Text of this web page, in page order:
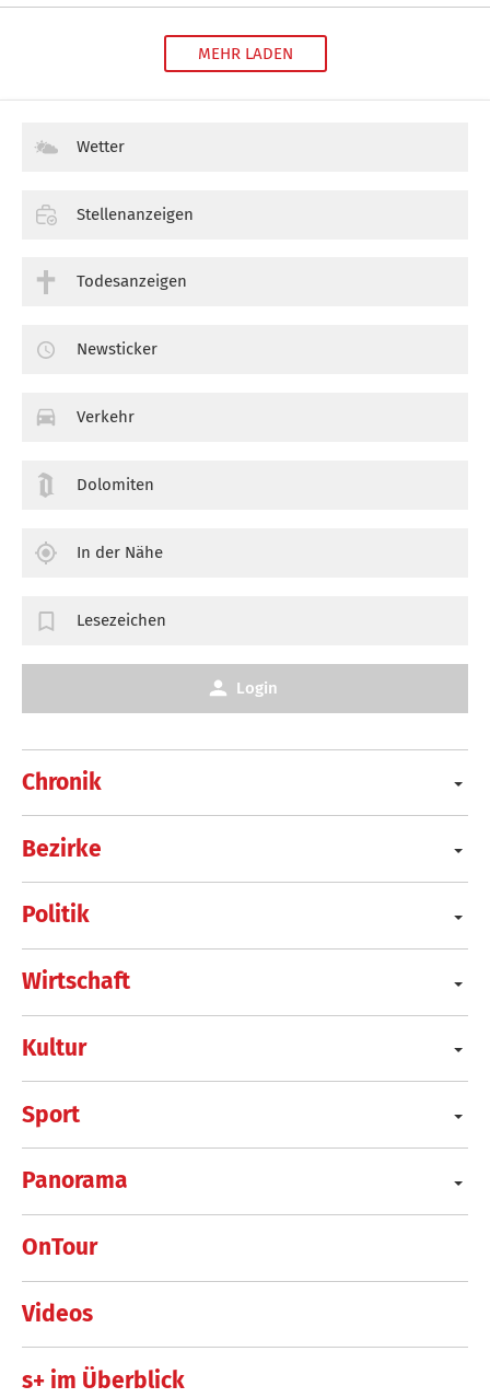
MEHR LADEN
Chronik
Bezirke
Politik
Wirtschaft
Kultur
Sport
Panorama
OnTour
Videos
s+ im Überblick
Wetter
Stellenanzeigen
Todesanzeigen
Newsticker
Verkehr
Dolomiten
In der Nähe
Lesezeichen
Login